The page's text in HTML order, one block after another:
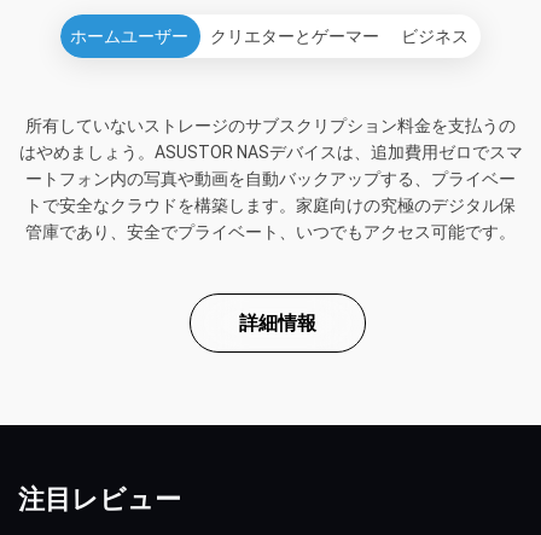
ホームユーザー クリエターとゲーマー ビジネス
所有していないストレージのサブスクリプション料金を支払うの
はやめましょう。ASUSTOR NASデバイスは、追加費用ゼロでスマ
ートフォン内の写真や動画を自動バックアップする、プライベー
トで安全なクラウドを構築します。家庭向けの究極のデジタル保
管庫であり、安全でプライベート、いつでもアクセス可能です。
詳細情報
注目レビュー